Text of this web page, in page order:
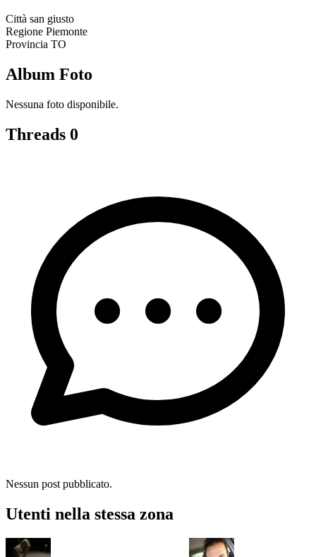
Città san giusto
Regione Piemonte
Provincia TO
Album Foto
Nessuna foto disponibile.
Threads 0
Nessun post pubblicato.
Utenti nella stessa zona